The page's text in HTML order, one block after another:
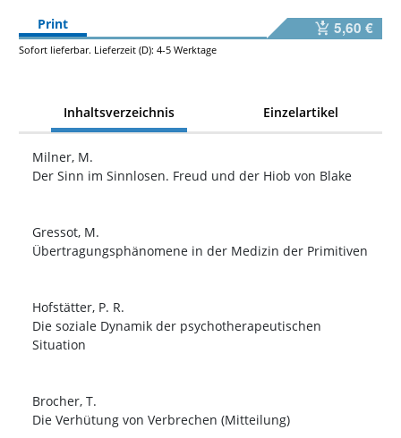
Print
5,60 €
Sofort lieferbar. Lieferzeit (D): 4-5 Werktage
Inhaltsverzeichnis Einzelartikel
Milner, M.
Der Sinn im Sinnlosen. Freud und der Hiob von Blake
Gressot, M.
Übertragungsphänomene in der Medizin der Primitiven
Hofstätter, P. R.
Die soziale Dynamik der psychotherapeutischen
Situation
Brocher, T.
Die Verhütung von Verbrechen (Mitteilung)